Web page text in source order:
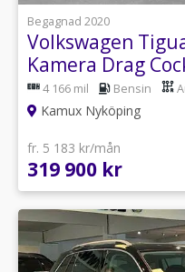
Begagnad 2020
Volkswagen
Kamera Drag
innertak
4 166 mil Bensin
Kamux Nyköping
fr. 5 183 kr/mån
319 900 kr